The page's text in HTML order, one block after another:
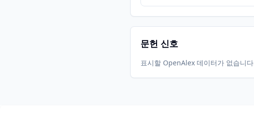
문헌 신호
표시할 OpenAlex 데이터가 없습니